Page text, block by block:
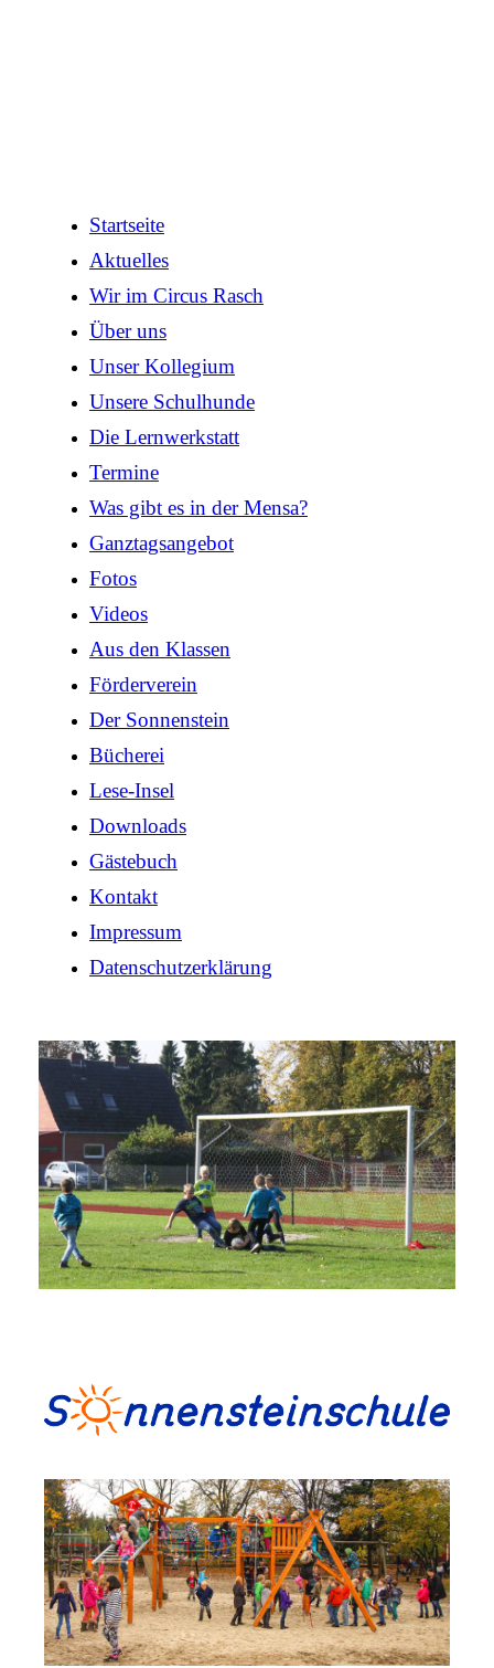
Startseite
Aktuelles
Wir im Circus Rasch
Über uns
Unser Kollegium
Unsere Schulhunde
Die Lernwerkstatt
Termine
Was gibt es in der Mensa?
Ganztagsangebot
Fotos
Videos
Aus den Klassen
Förderverein
Der Sonnenstein
Bücherei
Lese-Insel
Downloads
Gästebuch
Kontakt
Impressum
Datenschutzerklärung